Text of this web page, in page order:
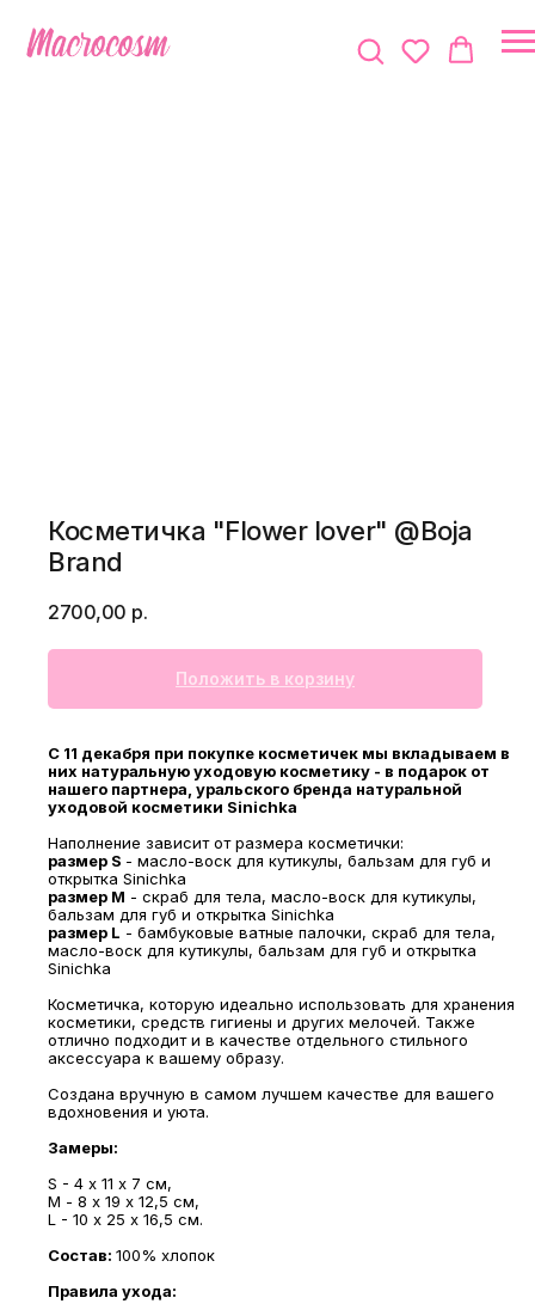
Косметичка "Flower lover" @Boja
Brand
2700,00 р.
Положить в корзину
С 11 декабря при покупке косметичек мы вкладываем в
них натуральную уходовую косметику - в подарок от
нашего партнера, уральского бренда натуральной
уходовой косметики Sinichka
Наполнение зависит от размера косметички:
размер S - масло-воск для кутикулы, бальзам для губ и
открытка Sinichka
размер M - скраб для тела, масло-воск для кутикулы,
бальзам для губ и открытка Sinichka
размер L - бамбуковые ватные палочки, скраб для тела,
масло-воск для кутикулы, бальзам для губ и открытка
Sinichka
Косметичка, которую идеально использовать для хранения
косметики, средств гигиены и других мелочей. Также
отлично подходит и в качестве отдельного стильного
аксессуара к вашему образу.
Создана вручную в самом лучшем качестве для вашего
вдохновения и уюта.
Замеры:
S - 4 х 11 х 7 см,
М - 8 х 19 х 12,5 см,
L - 10 х 25 х 16,5 см.
Состав: 100% хлопок
Правила ухода:
МАГАЗИНЫ
Потрогать, примерить,
ВЛЮБИТЬСЯ И КУПИТЬ